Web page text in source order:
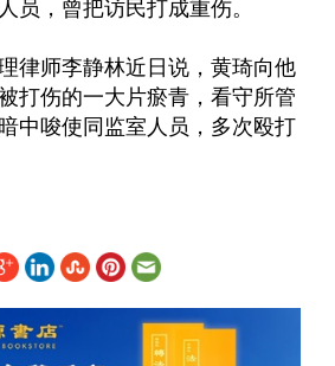
员，曾把访民打成重伤。
律师李静林近日说，黄琦向他
打伤的一大片瘀青，看守所管
中唆使同监室人员，多次殴打